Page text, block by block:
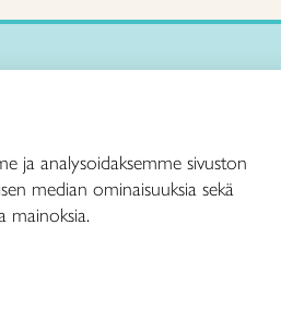
Taito ry
Käsityöohjeet
Me olemme Taito
ja analysoidaksemme sivuston
median ominaisuuksia sekä
mainoksia.